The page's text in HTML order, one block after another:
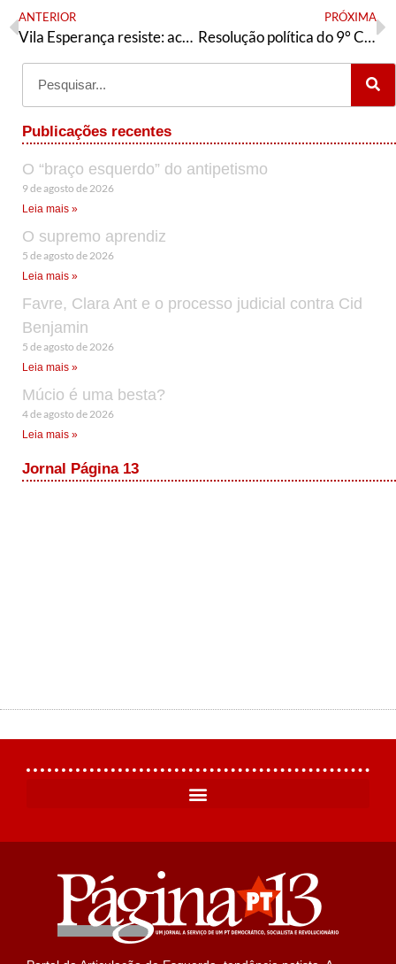
ANTERIOR
Vila Esperança resiste: aceitar R$2 mil é se ajoelhar para a humilhação
PRÓXIMA
Resolução política do 9° Congresso Estadual da AE/RS
Publicações recentes
O “braço esquerdo” do antipetismo
9 de agosto de 2026
Leia mais »
O supremo aprendiz
5 de agosto de 2026
Leia mais »
Favre, Clara Ant e o processo judicial contra Cid
Benjamin
5 de agosto de 2026
Leia mais »
Múcio é uma besta?
4 de agosto de 2026
Leia mais »
Jornal Página 13